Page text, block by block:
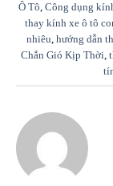
Ô Tô Công dụng
thay kính xe ô tô
nhiêu hướng dẫn
Chắn Gió Kịp Thời